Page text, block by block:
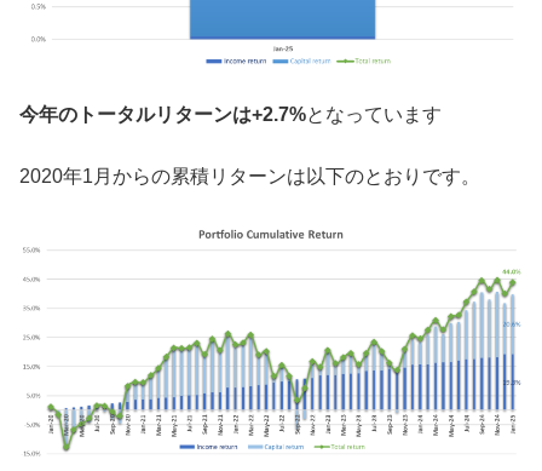
今年のトータルリターンは+2.7%となっています
2020年1月からの累積リターンは以下のとおりです。